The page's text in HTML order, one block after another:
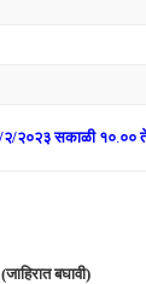
२०२३ सकाळी १०.००
(जाहिरात बघावी)